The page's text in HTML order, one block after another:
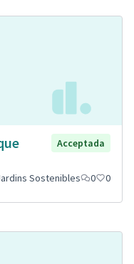
Acceptada
Sostenibles 0 0